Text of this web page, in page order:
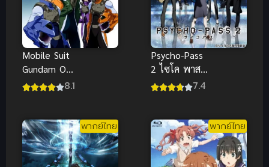
Mobile Suit
Gundam OO
โมบิลสูท กัน8.1
Psycho-Pass
2 ไซโค พาส
ถอดรหัสล่า7.4
พากย์ไทย พากย์ไทย